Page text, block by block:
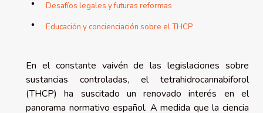
Desafíos legales y futuras reformas
Educación y concienciación sobre el THCP
En el constante vaivén de las legislaciones sobre
sustancias controladas, el tetrahidrocannabiforol
(THCP) ha suscitado un renovado interés en el
panorama normativo español. A medida que la ciencia